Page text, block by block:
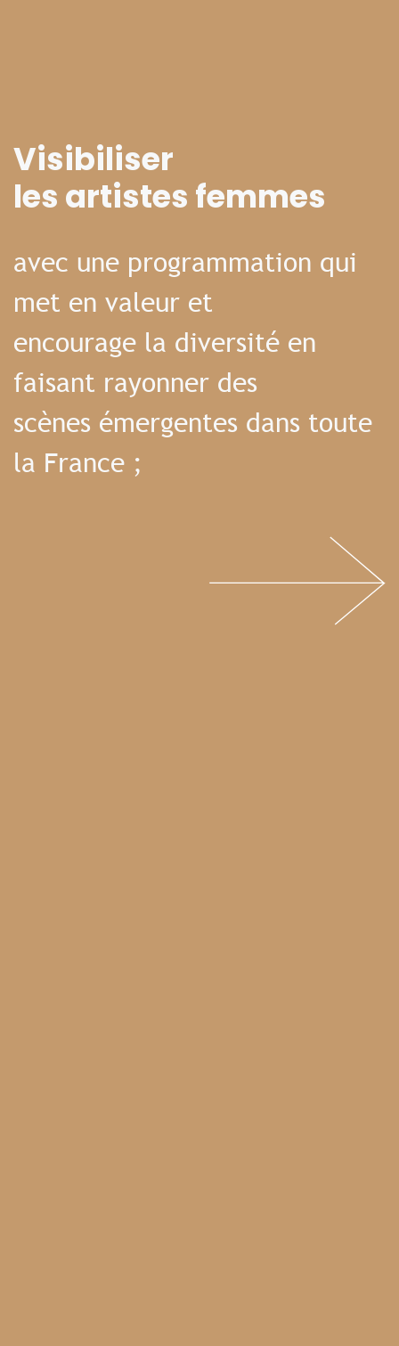
Visibiliser
les artistes femmes
avec une programmation qui
met en valeur et
encourage la diversité en
faisant rayonner des
scènes émergentes dans toute
la France ;